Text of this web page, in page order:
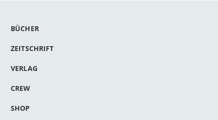
BÜCHER
ZEITSCHRIFT
VERLAG
CREW
SHOP